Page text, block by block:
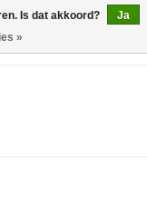
Is dat akkoord?
Ja
»
.